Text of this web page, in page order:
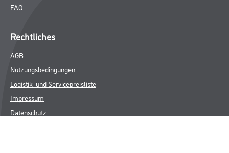
FAQ
Rechtliches
AGB
Nutzungsbedingungen
Logistik- und Servicepreisliste
Impressum
Datenschutz